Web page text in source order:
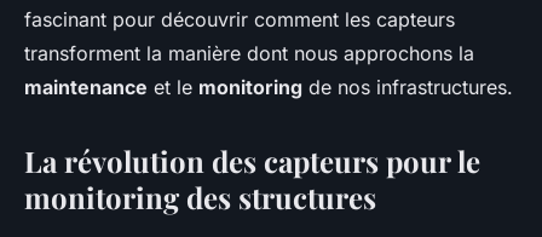
fascinant pour découvrir comment les capteurs
transforment la manière dont nous approchons la
maintenance et le monitoring de nos infrastructures.
La révolution des capteurs pour le
monitoring des structures